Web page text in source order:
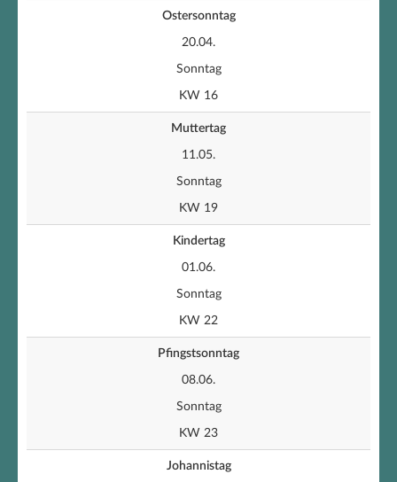
Ostersonntag
20.04.
Sonntag
KW 16
Muttertag
11.05.
Sonntag
KW 19
Kindertag
01.06.
Sonntag
KW 22
Pfingstsonntag
08.06.
Sonntag
KW 23
Johannistag